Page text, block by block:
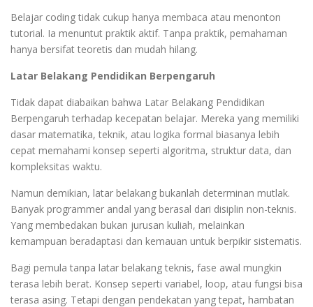
Belajar coding tidak cukup hanya membaca atau menonton
tutorial. Ia menuntut praktik aktif. Tanpa praktik, pemahaman
hanya bersifat teoretis dan mudah hilang.
Latar Belakang Pendidikan Berpengaruh
Tidak dapat diabaikan bahwa Latar Belakang Pendidikan
Berpengaruh terhadap kecepatan belajar. Mereka yang memiliki
dasar matematika, teknik, atau logika formal biasanya lebih
cepat memahami konsep seperti algoritma, struktur data, dan
kompleksitas waktu.
Namun demikian, latar belakang bukanlah determinan mutlak.
Banyak programmer andal yang berasal dari disiplin non-teknis.
Yang membedakan bukan jurusan kuliah, melainkan
kemampuan beradaptasi dan kemauan untuk berpikir sistematis.
Bagi pemula tanpa latar belakang teknis, fase awal mungkin
terasa lebih berat. Konsep seperti variabel, loop, atau fungsi bisa
terasa asing. Tetapi dengan pendekatan yang tepat, hambatan